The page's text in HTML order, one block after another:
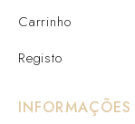
Carrinho
Registo
INFORMAÇÕES